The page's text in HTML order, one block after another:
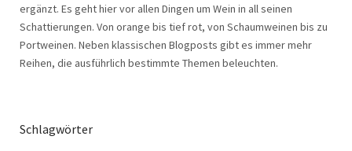
ergänzt. Es geht hier vor allen Dingen um Wein in all seinen
Schattierungen. Von orange bis tief rot, von Schaumweinen bis zu
Portweinen. Neben klassischen Blogposts gibt es immer mehr
Reihen, die ausführlich bestimmte Themen beleuchten.
Schlagwörter